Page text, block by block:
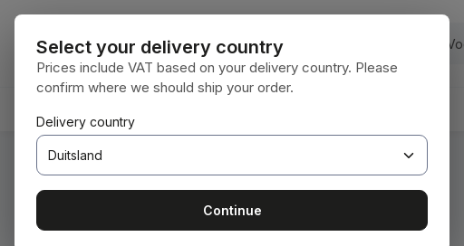
de hoofdinhoud
Ga naar de zoekopdracht
Ga naar de hoofdnavigatie
U bent hier: Home Verbruiksmaterialen Verven en lakken
Select your delivery country
Prices include VAT based on your delivery country. Please
confirm where we should ship your order.
Delivery country
Continue